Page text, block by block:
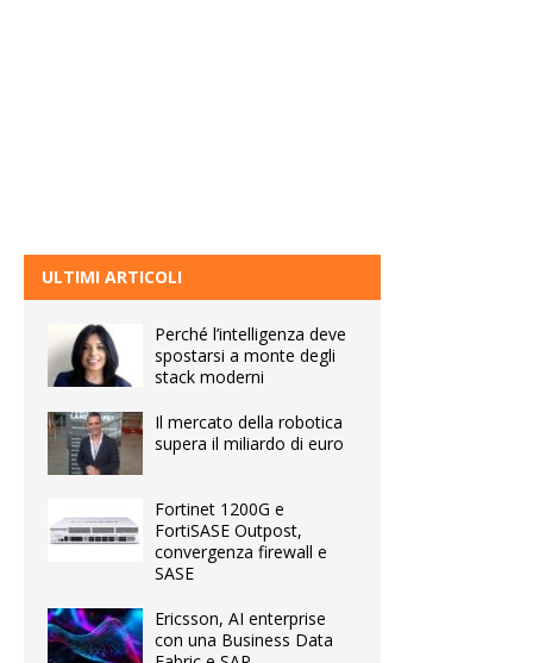
ULTIMI ARTICOLI
Perché l’intelligenza deve
spostarsi a monte degli
stack moderni
Il mercato della robotica
supera il miliardo di euro
Fortinet 1200G e
FortiSASE Outpost,
convergenza firewall e
SASE
Ericsson, AI enterprise
con una Business Data